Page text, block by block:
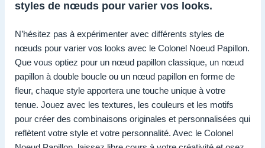
styles de nœuds pour varier vos looks.
N’hésitez pas à expérimenter avec différents styles de
nœuds pour varier vos looks avec le Colonel Noeud Papillon.
Que vous optiez pour un nœud papillon classique, un nœud
papillon à double boucle ou un nœud papillon en forme de
fleur, chaque style apportera une touche unique à votre
tenue. Jouez avec les textures, les couleurs et les motifs
pour créer des combinaisons originales et personnalisées qui
reflètent votre style et votre personnalité. Avec le Colonel